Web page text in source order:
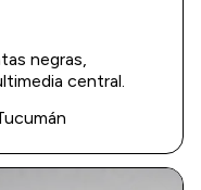
negras,
central.